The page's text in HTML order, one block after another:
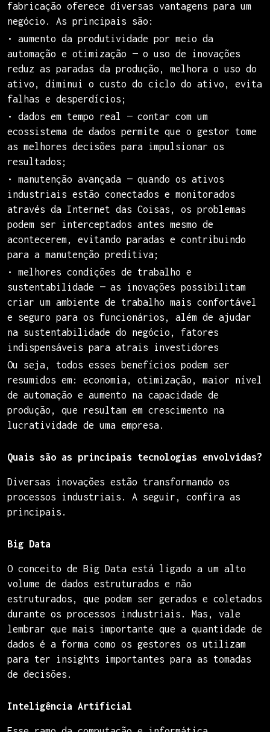
fabricação oferece diversas vantagens para um
negócio. As principais são:
• aumento da produtividade por meio da
automação e otimização — o uso de inovações
reduz as paradas da produção, melhora o uso do
ativo, diminui o custo do ciclo do ativo, evita
falhas e desperdícios;
• dados em tempo real — contar com um
ecossistema de dados permite que o gestor tome
as melhores decisões para impulsionar os
resultados;
• manutenção avançada — quando os ativos
industriais estão conectados e monitorados
através da Internet das Coisas, os problemas
podem ser interceptados antes mesmo de
acontecerem, evitando paradas e contribuindo
para a manutenção preditiva;
• melhores condições de trabalho e
sustentabilidade — as inovações possibilitam
criar um ambiente de trabalho mais confortável
e seguro para os funcionários, além de ajudar
na sustentabilidade do negócio, fatores
indispensáveis para atrais investidores
Ou seja, todos esses benefícios podem ser
resumidos em: economia, otimização, maior nível
de automação e aumento na capacidade de
produção, que resultam em crescimento na
lucratividade de uma empresa.
Quais são as principais tecnologias envolvidas?
Diversas inovações estão transformando os
processos industriais. A seguir, confira as
principais.
Big Data
O conceito de Big Data está ligado a um alto
volume de dados estruturados e não
estruturados, que podem ser gerados e coletados
durante os processos industriais. Mas, vale
lembrar que mais importante que a quantidade de
dados é a forma como os gestores os utilizam
para ter insights importantes para as tomadas
de decisões.
Inteligência Artificial